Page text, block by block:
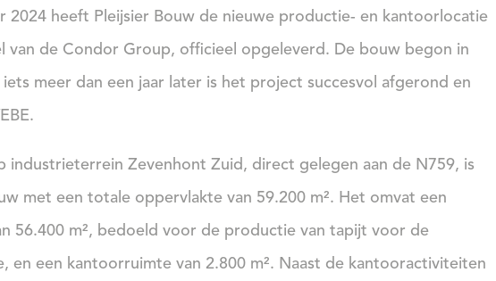
2024 heeft Pleijsier Bouw de nieuwe productie- en kantoorlocatie
van de Condor Group, officieel opgeleverd. De bouw begon in
meer dan een jaar later is het project succesvol afgerond en
industrieterrein Zevenhont Zuid, direct gelegen aan de N759, is
met een totale oppervlakte van 59.200 m². Het omvat een
56.400 m², bedoeld voor de productie van tapijt voor de
en een kantoorruimte van 2.800 m². Naast de kantooractiviteiten